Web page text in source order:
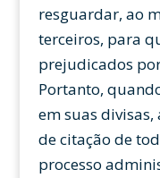
resguardar, ao
terceiros, para
prejudicados
Portanto,
em suas divisas,
de citação de
processo